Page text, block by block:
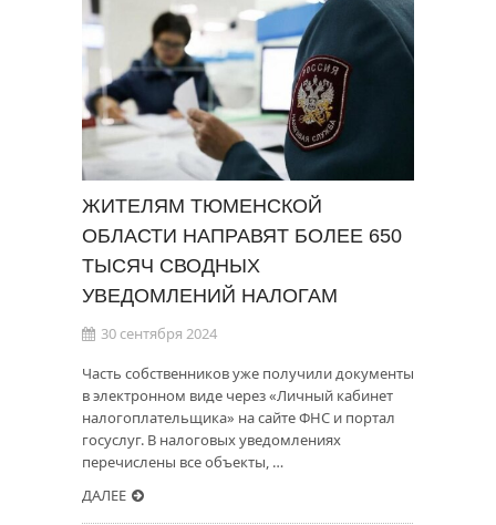
ЖИТЕЛЯМ ТЮМЕНСКОЙ
ОБЛАСТИ НАПРАВЯТ БОЛЕЕ 650
ТЫСЯЧ СВОДНЫХ
УВЕДОМЛЕНИЙ НАЛОГАМ
30 сентября 2024
Часть собственников уже получили документы
в электронном виде через «Личный кабинет
налогоплательщика» на сайте ФНС и портал
госуслуг. В налоговых уведомлениях
перечислены все объекты, …
ДАЛЕЕ